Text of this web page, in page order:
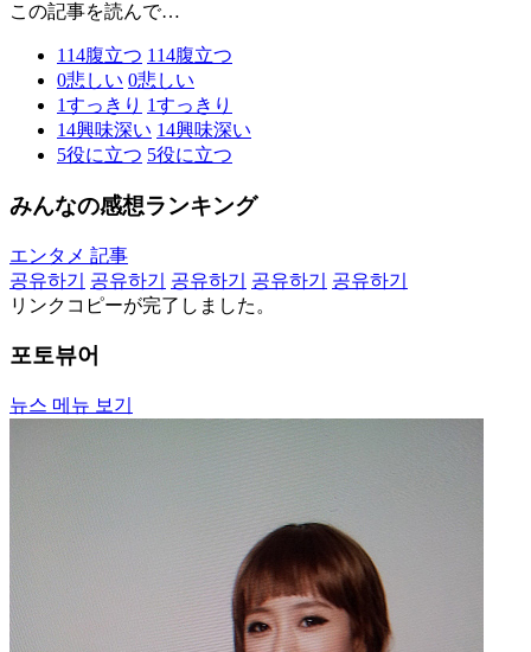
この記事を読んで…
114腹立つ 114腹立つ
0悲しい 0悲しい
1すっきり 1すっきり
14興味深い 14興味深い
5役に立つ 5役に立つ
みんなの感想ランキング
エンタメ 記事
공유하기
공유하기 공유하기 공유하기
공유하기
リンクコピーが完了しました。
포토뷰어
뉴스 메뉴 보기